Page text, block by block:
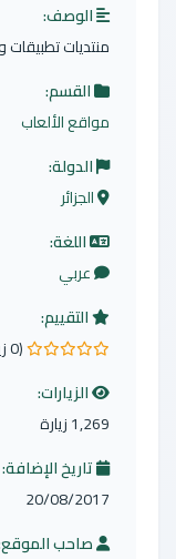
الوصف:
منتديات تطبيقات
القسم:
مواقع الألعاب
الدولة:
الجزائر
اللغة:
عربي
التقييم:
0.0 من 5 نجوم
(0 زيارة)
الزيارات:
1,269 زيارة
تاريخ الإضافة:
20/08/2017
صاحب